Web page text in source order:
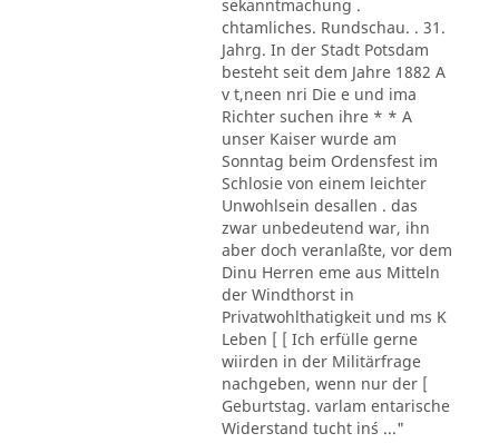
sekanntmachung .
chtamliches. Rundschau. . 31.
Jahrg. In der Stadt Potsdam
besteht seit dem Jahre 1882 A
v t,neen nri Die e und ima
Richter suchen ihre * * A
unser Kaiser wurde am
Sonntag beim Ordensfest im
Schlosie von einem leichter
Unwohlsein desallen . das
zwar unbedeutend war, ihn
aber doch veranlaßte, vor dem
Dinu Herren eme aus Mitteln
der Windthorst in
Privatwohlthatigkeit und ms K
Leben [ [ Ich erfülle gerne
wiirden in der Militärfrage
nachgeben, wenn nur der [
Geburtstag. varlam entarische
Widerstand tucht in´s ..."